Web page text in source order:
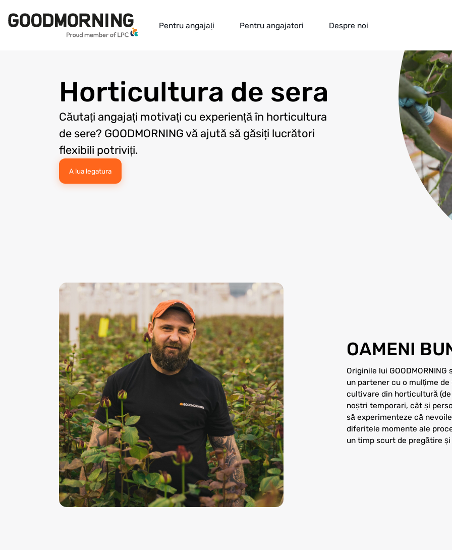
Pentru angajați Pentru angajatori Despre noi
Horticultura de sera
Căutați angajați motivați cu experiență în horticultura
de sere? GOODMORNING vă ajută să găsiți lucrători
flexibili potriviți.
A lua legatura
OAMENI
Originile lui
un partener cu o mulțime
cultivare din horticultură
noștri temporari, cât și
să experimenteze că
diferitele momente ale
un timp scurt de pregătire